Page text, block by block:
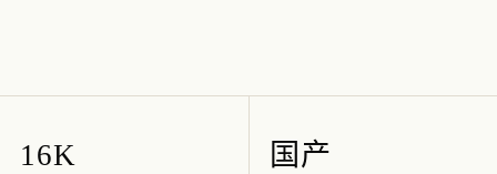
16K 国产